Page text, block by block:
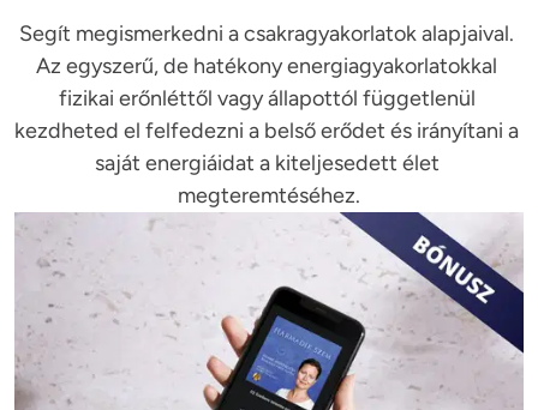
Segít megismerkedni a csakragyakorlatok alapjaival.
Az egyszerű, de hatékony energiagyakorlatokkal
fizikai erőnléttől vagy állapottól függetlenül
kezdheted el felfedezni a belső erődet és irányítani a
saját energiáidat a kiteljesedett élet